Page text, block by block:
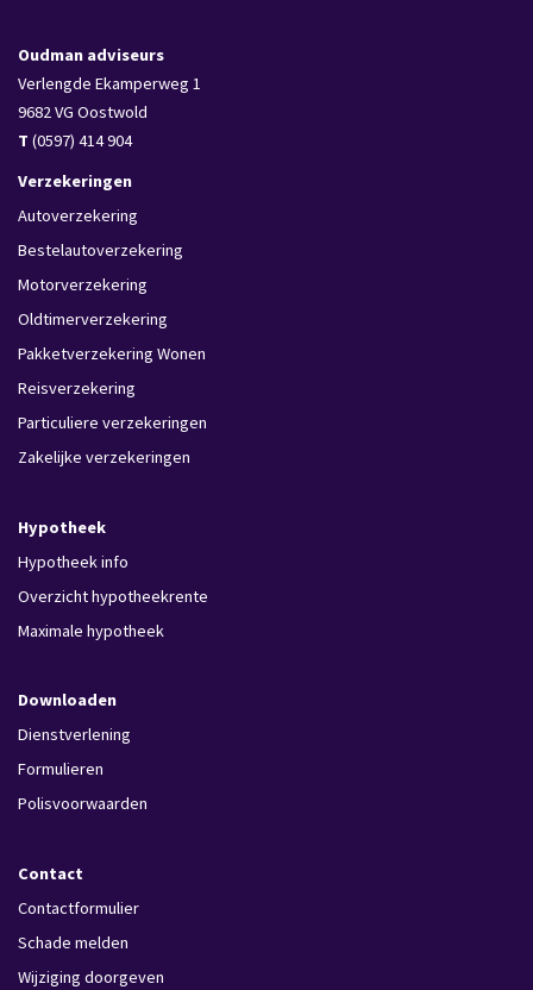
Oudman adviseurs
Verlengde Ekamperweg 1
9682 VG Oostwold
T (0597) 414 904
Verzekeringen
Autoverzekering
Bestelautoverzekering
Motorverzekering
Oldtimerverzekering
Pakketverzekering Wonen
Reisverzekering
Particuliere verzekeringen
Zakelijke verzekeringen
Hypotheek
Hypotheek info
Overzicht hypotheekrente
Maximale hypotheek
Downloaden
Dienstverlening
Formulieren
Polisvoorwaarden
Contact
Contactformulier
Schade melden
Wijziging doorgeven